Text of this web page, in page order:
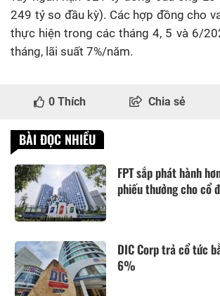
249 tỷ so đầu kỳ). Các hợp đồng cho
thực hiện trong các tháng 4, 5 và 6/
tháng, lãi suất 7%/năm.
0 Thích Chia sẻ
BÀI ĐỌC NHIỀU
FPT sắp phát hành
phiếu thưởng cho cổ
DIC Corp trả cổ tức
6%